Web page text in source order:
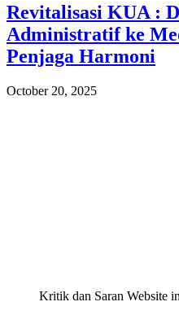
Revitalisasi KUA :
Administratif ke
Penjaga Harmoni
October 20, 2025
Kritik dan Saran Website